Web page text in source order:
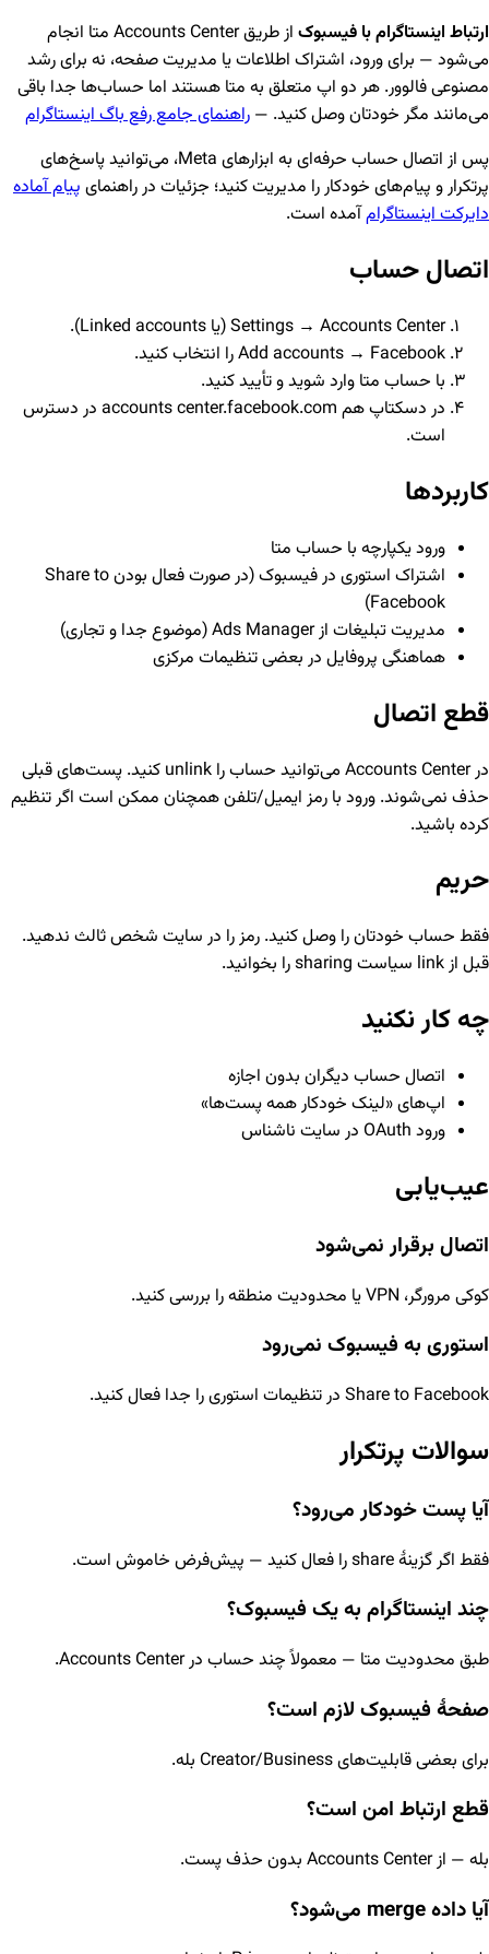
ارتباط اینستاگرام با فیسبوک
از طریق Accounts Center متا انجام
می‌شود — برای ورود، اشتراک اطلاعات یا مدیریت صفحه، نه برای رشد
مصنوعی فالوور. هر دو اپ متعلق به متا هستند اما حساب‌ها جدا باقی
می‌مانند مگر خودتان وصل کنید. — راهنمای جامع رفع باگ اینستاگرام
پس از اتصال حساب حرفه‌ای به ابزارهای Meta، می‌توانید پاسخ‌های
پرتکرار و پیام‌های خودکار را مدیریت کنید؛ جزئیات در راهنمای پیام آماده
دایرکت اینستاگرامآمده است.
اتصال حساب
Settings → Accounts Center (یا Linked accounts).
Add accounts → Facebook را انتخاب کنید.
با حساب متا وارد شوید و تأیید کنید.
در دسکتاپ هم accounts center.facebook.com در دسترس
است.
کاربردها
ورود یکپارچه با حساب متا
اشتراک استوری در فیسبوک (در صورت فعال بودن Share to
Facebook)
مدیریت تبلیغات از Ads Manager (موضوع جدا و تجاری)
هماهنگی پروفایل در بعضی تنظیمات مرکزی
قطع اتصال
در Accounts Center می‌توانید حساب را unlink کنید. پست‌های قبلی
حذف نمی‌شوند. ورود با رمز ایمیل/تلفن همچنان ممکن است اگر تنظیم
کرده باشید.
حریم
فقط حساب خودتان را وصل کنید. رمز را در سایت شخص ثالث ندهید.
قبل از link سیاست sharing را بخوانید.
چه کار نکنید
اتصال حساب دیگران بدون اجازه
اپ‌های «لینک خودکار همه پست‌ها»
ورود OAuth در سایت ناشناس
عیب‌یابی
اتصال برقرار نمی‌شود
کوکی مرورگر، VPN یا محدودیت منطقه را بررسی کنید.
استوری به فیسبوک نمی‌رود
Share to Facebook در تنظیمات استوری را جدا فعال کنید.
سوالات پرتکرار
آیا پست خودکار می‌رود؟
فقط اگر گزینهٔ share را فعال کنید — پیش‌فرض خاموش است.
چند اینستاگرام به یک فیسبوک؟
طبق محدودیت متا — معمولاً چند حساب در Accounts Center.
صفحهٔ فیسبوک لازم است؟
برای بعضی قابلیت‌های Creator/Business بله.
قطع ارتباط امن است؟
بله — از Accounts Center بدون حذف پست.
آیا داده merge می‌شود؟